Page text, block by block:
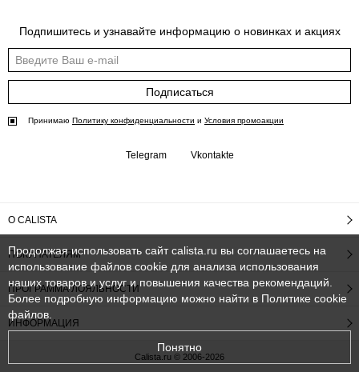
Подпишитесь и узнавайте информацию о новинках и акциях
Подписаться
Принимаю Политику конфиденциальности и Условия промоакции
Telegram Vkontakte
О CALISTA
ПОКУПАТЕЛЯМ
ПРОГРАММА ЛОЯЛЬНОСТИ
ИНФОРМАЦИЯ
Calista.ru © 2006-2026
Продолжая использовать сайт calista.ru вы соглашаетесь на
использование файлов cookie для анализа использования
наших товаров и услуг и повышения качества рекомендаций.
Более подробную информацию можно найти в Политике cookie
файлов
Понятно